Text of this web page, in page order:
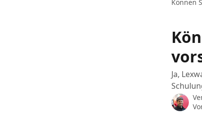
Können
Ja,